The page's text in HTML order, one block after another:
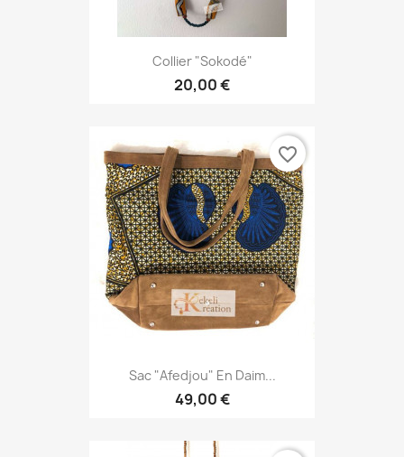
Collier "Sokodé"
20,00 €
Sac "Afedjou" En Daim...
49,00 €
favorite_border